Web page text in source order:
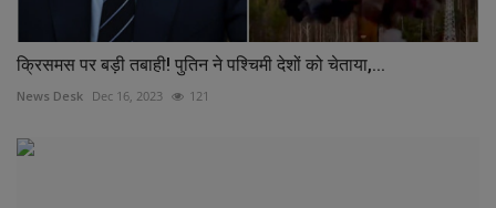
क्रिसमस पर बड़ी तबाही! पुतिन ने पश्चिमी देशों को चेताया,...
News Desk Dec 16, 2023 121